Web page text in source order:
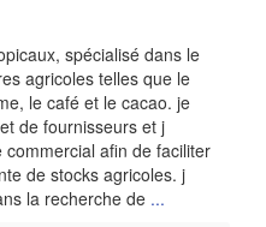
spécialisé dans le
agricoles telles que le
le café et le cacao. je
de fournisseurs et j
afin de faciliter
de stocks agricoles. j
la recherche de ...